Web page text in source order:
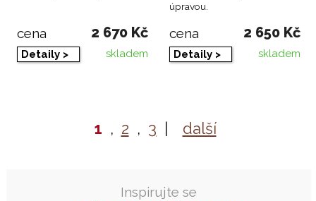
Inspirujte se
cena 2 670 Kč
Detaily > skladem
úpravou.
cena 2 650 Kč
Detaily > skladem
1 , 2 , 3 | další